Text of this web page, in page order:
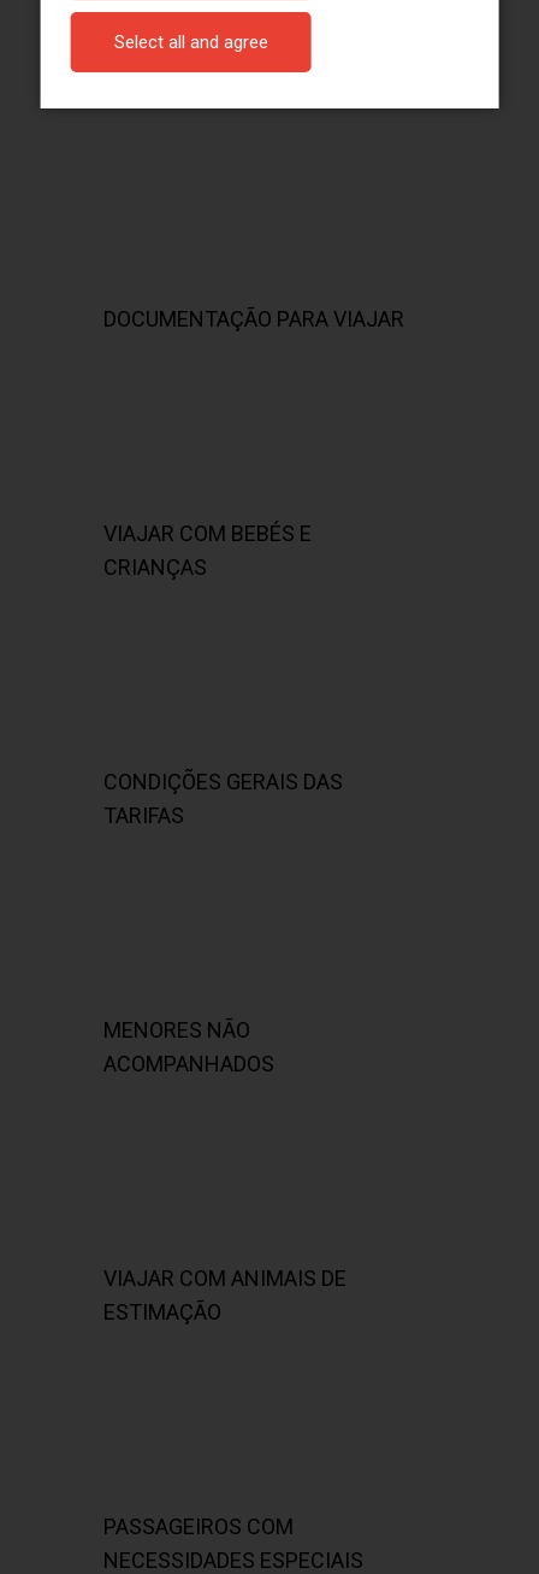
Select all and agree
VIAJAR COM BAGAGEM
DOCUMENTAÇÃO PARA VIAJAR
VIAJAR COM BEBÉS E
CRIANÇAS
CONDIÇÕES GERAIS DAS
TARIFAS
MENORES NÃO
ACOMPANHADOS
VIAJAR COM ANIMAIS DE
ESTIMAÇÃO
PASSAGEIROS COM
NECESSIDADES ESPECIAIS